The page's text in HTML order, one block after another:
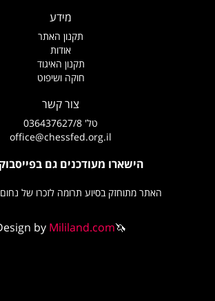
תקנון האתר
תקנון האיגוד
חוקה ושיפוט
office@chessfed.org.il
הישארו מעודכנים גם בפייסבוק
האתר מתוחזק בסיוע תרומה לזכרו של נחום נפתלי ז"ל
Design byMililand.com